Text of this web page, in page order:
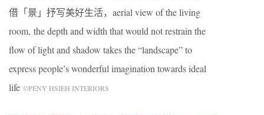
借「景」抒写美好生活，aerial view of the living
room, the depth and width that would not restrain the
flow of light and shadow takes the “landscape” to
express people’s wonderful imagination towards ideal
life ©PENY HSIEH INTERIORS